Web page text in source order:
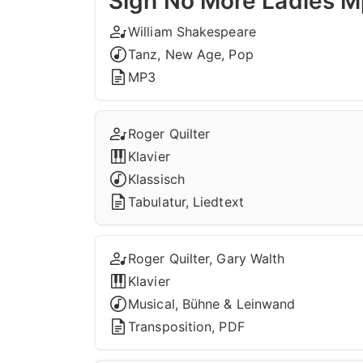
William Shakespeare
Tanz, New Age, Pop
MP3
Roger Quilter
Klavier
Klassisch
Tabulatur, Liedtext
Roger Quilter, Gary Walth
Klavier
Musical, Bühne & Leinwand
Transposition, PDF